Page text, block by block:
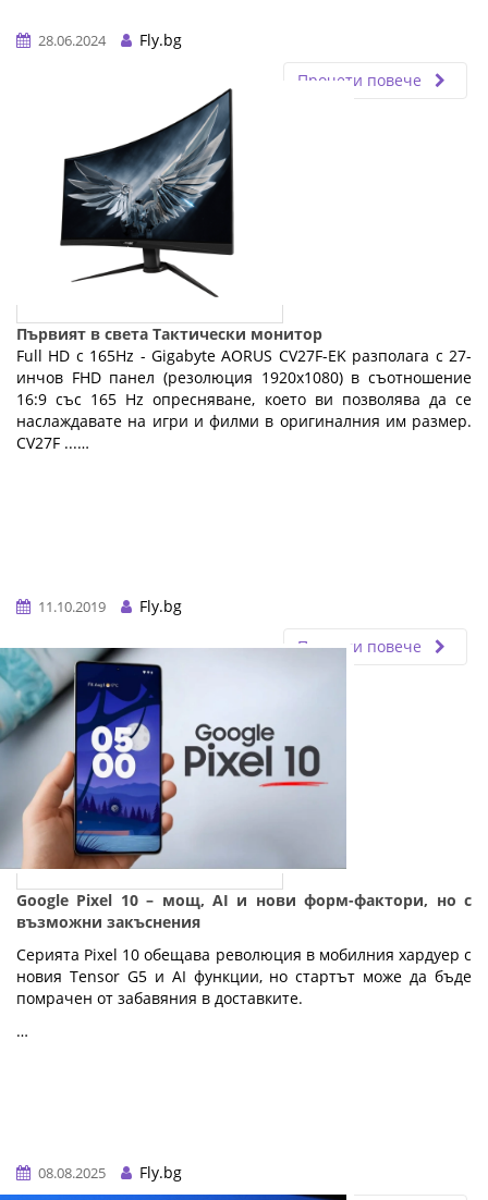
28.06.2024
Fly.bg
Прочети повече
Първият в света Тактически монитор
Full HD с 165Hz - Gigabyte AORUS CV27F-EK разполага с 27-
инчов FHD панел (резолюция 1920x1080) в съотношение
16:9 със 165 Hz опресняване, което ви позволява да се
наслаждавате на игри и филми в оригиналния им размер.
CV27F ...…
11.10.2019
Fly.bg
Прочети повече
Google Pixel 10 – мощ, AI и нови форм-фактори, но с
възможни закъснения
Серията Pixel 10 обещава революция в мобилния хардуер с
новия Tensor G5 и AI функции, но стартът може да бъде
помрачен от забавяния в доставките.
…
08.08.2025
Fly.bg